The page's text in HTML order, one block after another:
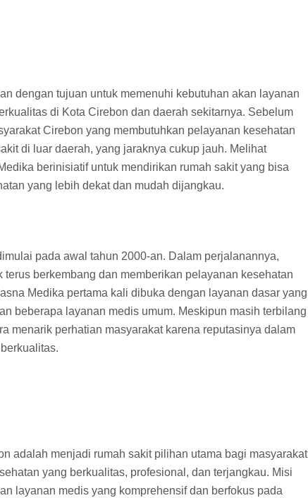
dengan tujuan untuk memenuhi kebutuhan akan layanan
di Kota Cirebon dan daerah sekitarnya. Sebelum
Cirebon yang membutuhkan pelayanan kesehatan
di luar daerah, yang jaraknya cukup jauh. Melihat
berinisiatif untuk mendirikan rumah sakit yang bisa
yang lebih dekat dan mudah dijangkau.
pada awal tahun 2000-an. Dalam perjalanannya,
terus berkembang dan memberikan pelayanan kesehatan
Medika pertama kali dibuka dengan layanan dasar yang
beberapa layanan medis umum. Meskipun masih terbilang
menarik perhatian masyarakat karena reputasinya dalam
adalah menjadi rumah sakit pilihan utama bagi masyarakat
yang berkualitas, profesional, dan terjangkau. Misi
layanan medis yang komprehensif dan berfokus pada